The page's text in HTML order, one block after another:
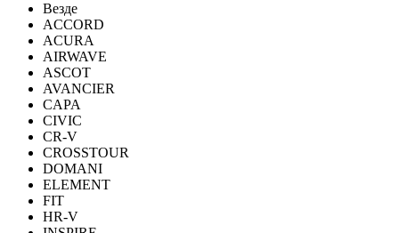
Везде
ACCORD
ACURA
AIRWAVE
ASCOT
AVANCIER
CAPA
CIVIC
CR-V
CROSSTOUR
DOMANI
ELEMENT
FIT
HR-V